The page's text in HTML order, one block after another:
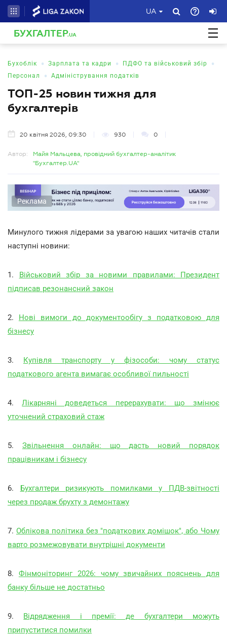
UA
БУХГАЛТЕР.UA
Бухоблік • Зарплата та кадри • ПДФО та військовий збір •
Персонал • Адміністрування податків
ТОП-25 новин тижня для
бухгалтерів
20 квітня 2026, 09:30 930 0
Автор:
Майя Мальцева, провідний бухгалтер-аналітик
"Бухгалтер.UA"
Реклама
Минулого тижня лідерами за увагою наших читачів стали
наступні новини:
1. Військовий збір за новими правилами: Президент
підписав резонансний закон
2. Нові вимоги до документообігу з податковою для
бізнесу
3. Купівля транспорту у фізособи: чому статус
податкового агента вимагає особливої пильності
4.Лікарняні доведеться перерахувати: що змінює
уточнений страховий стаж
5. Звільнення онлайн: що дасть новий порядок
працівникам і бізнесу
6. Бухгалтери ризикують помилками у ПДВ-звітності
через продаж брухту з демонтажу
7. Облікова політика без "податкових домішок", або Чому
варто розмежовувати внутрішні документи
8. Фінмоніторинг 2026: чому звичайних пояснень для
банку більше не достатньо
9. Відрядження і премії: де бухгалтери можуть
припуститися помилки